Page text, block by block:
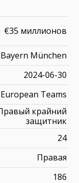
€35 миллионов
Bayern München
2024-06-30
Teams
крайний
защитник
24
Правая
186